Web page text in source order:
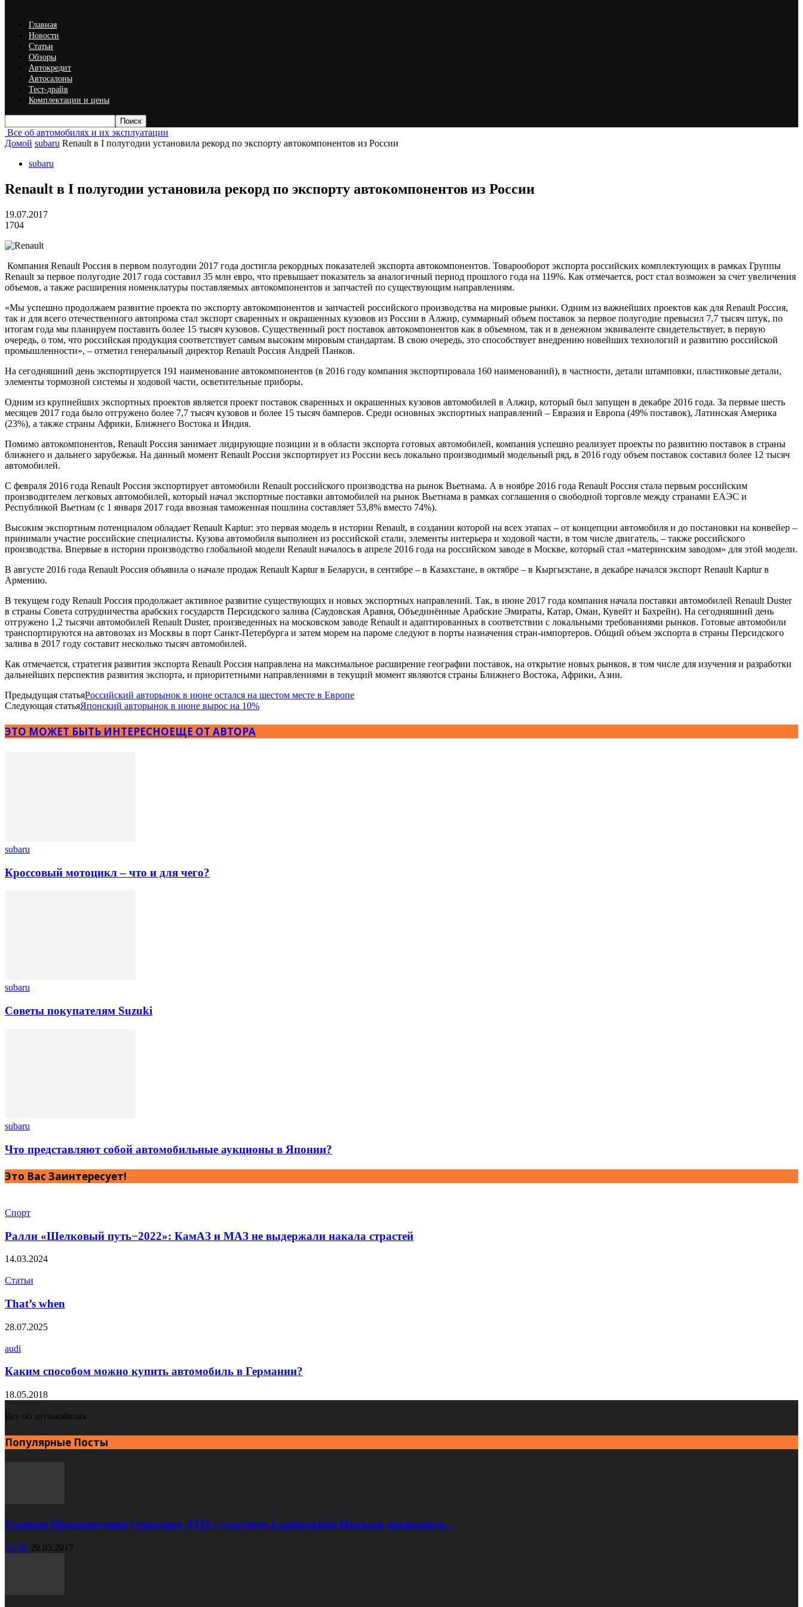
Главная
Новости
Статьи
Обзоры
Автокредит
Автосалоны
Тест-драйв
Комплектации и цены
Все об автомобилях и их эксплуатации
Домой subaru Renault в I полугодии установила рекорд по экспорту автокомпонентов из России
subaru
Renault в I полугодии установила рекорд по экспорту автокомпонентов из России
19.07.2017
1704
Компания Renault Россия в первом полугодии 2017 года достигла рекордных показателей экспорта автокомпонентов. Товарооборот экспорта российских комплектующих в рамках Группы
Renault за первое полугодие 2017 года составил 35 млн евро, что превышает показатель за аналогичный период прошлого года на 119%. Как отмечается, рост стал возможен за счет увеличения
объемов, а также расширения номенклатуры поставляемых автокомпонентов и запчастей по существующим направлениям.
«Мы успешно продолжаем развитие проекта по экспорту автокомпонентов и запчастей российского производства на мировые рынки. Одним из важнейших проектов как для Renault Россия,
так и для всего отечественного автопрома стал экспорт сваренных и окрашенных кузовов из России в Алжир, суммарный объем поставок за первое полугодие превысил 7,7 тысяч штук, по
итогам года мы планируем поставить более 15 тысяч кузовов. Существенный рост поставок автокомпонентов как в объемном, так и в денежном эквиваленте свидетельствует, в первую
очередь, о том, что российская продукция соответствует самым высоким мировым стандартам. В свою очередь, это способствует внедрению новейших технологий и развитию российской
промышленности», – отметил генеральный директор Renault Россия Андрей Панков.
На сегодняшний день экспортируется 191 наименование автокомпонентов (в 2016 году компания экспортировала 160 наименований), в частности, детали штамповки, пластиковые детали,
элементы тормозной системы и ходовой части, осветительные приборы.
Одним из крупнейших экспортных проектов является проект поставок сваренных и окрашенных кузовов автомобилей в Алжир, который был запущен в декабре 2016 года. За первые шесть
месяцев 2017 года было отгружено более 7,7 тысяч кузовов и более 15 тысяч бамперов. Среди основных экспортных направлений – Евразия и Европа (49% поставок), Латинская Америка
(23%), а также страны Африки, Ближнего Востока и Индия.
Помимо автокомпонентов, Renault Россия занимает лидирующие позиции и в области экспорта готовых автомобилей, компания успешно реализует проекты по развитию поставок в страны
ближнего и дальнего зарубежья. На данный момент Renault Россия экспортирует из России весь локально производимый модельный ряд, в 2016 году объем поставок составил более 12 тысяч
автомобилей.
С февраля 2016 года Renault Россия экспортирует автомобили Renault российского производства на рынок Вьетнама. А в ноябре 2016 года Renault Россия стала первым российским
производителем легковых автомобилей, который начал экспортные поставки автомобилей на рынок Вьетнама в рамках соглашения о свободной торговле между странами ЕАЭС и
Республикой Вьетнам (c 1 января 2017 года ввозная таможенная пошлина составляет 53,8% вместо 74%).
Высоким экспортным потенциалом обладает Renault Kaptur: это первая модель в истории Renault, в создании которой на всех этапах – от концепции автомобиля и до постановки на конвейер –
принимали участие российские специалисты. Кузова автомобиля выполнен из российской стали, элементы интерьера и ходовой части, в том числе двигатель, – также российского
производства. Впервые в истории производство глобальной модели Renault началось в апреле 2016 года на российском заводе в Москве, который стал «материнским заводом» для этой модели.
В августе 2016 года Renault Россия объявила о начале продаж Renault Kaptur в Беларуси, в сентябре – в Казахстане, в октябре – в Кыргызстане, в декабре начался экспорт Renault Kaptur в
Армению.
В текущем году Renault Россия продолжает активное развитие существующих и новых экспортных направлений. Так, в июне 2017 года компания начала поставки автомобилей Renault Duster
в страны Совета сотрудничества арабских государств Персидского залива (Саудовская Аравия, Объединённые Арабские Эмираты, Катар, Оман, Кувейт и Бахрейн). На сегодняшний день
отгружено 1,2 тысячи автомобилей Renault Duster, произведенных на московском заводе Renault и адаптированных в соответствии с локальными требованиями рынков. Готовые автомобили
транспортируются на автовозах из Москвы в порт Санкт-Петербурга и затем морем на пароме следуют в порты назначения стран-импортеров. Общий объем экспорта в страны Персидского
залива в 2017 году составит несколько тысяч автомобилей.
Как отмечается, стратегия развития экспорта Renault Россия направлена на максимальное расширение географии поставок, на открытие новых рынков, в том числе для изучения и разработки
дальнейших перспектив развития экспорта, и приоритетными направлениями в текущий момент являются страны Ближнего Востока, Африки, Азии.
Предыдущая статьяРоссийский авторынок в июне остался на шестом месте в Европе
Следующая статьяЯпонский авторынок в июне вырос на 10%
ЭТО МОЖЕТ БЫТЬ ИНТЕРЕСНОЕЩЕ ОТ АВТОРА
subaru
Кроссовый мотоцикл – что и для чего?
subaru
Советы покупателям Suzuki
subaru
Что представляют собой автомобильные аукционы в Японии?
Это Вас Заинтересует!
Спорт
Ралли «Шелковый путь−2022»: КамАЗ и МАЗ не выдержали накала страстей
14.03.2024
Статьи
That’s when
28.07.2025
audi
Каким способом можно купить автомобиль в Германии?
18.05.2018
Все об автомобилях
Популярные Посты
Главная Происшествия Серьезное ДТП с участием Lamborghini Huracan произошло...
XC90 29.03.2017